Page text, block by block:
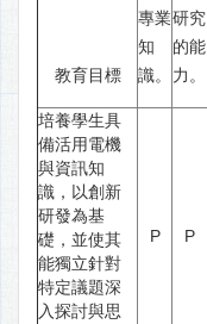
教育目標
專業
知
識。
研究
的能
力。
培養學生具
備活用電機
與資訊知
識，以創新
研發為基
礎，並使其
能獨立針對
特定議題深
入探討與思
P P